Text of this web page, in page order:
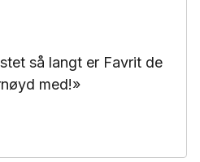
så langt er Favrit de
med!»